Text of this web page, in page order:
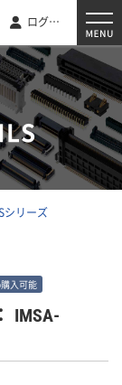
ログイン
シリーズ
入可能
IMSA-